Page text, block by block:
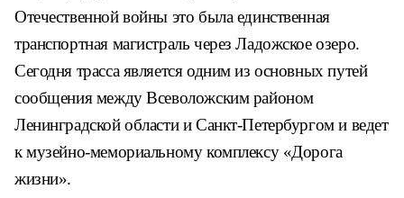
Отечественной войны это была единственная
транспортная магистраль через Ладожское озеро.
Сегодня трасса является одним из основных путей
сообщения между Всеволожским районом
Ленинградской области и Санкт-Петербургом и ведет
к музейно-мемориальному комплексу «Дорога
жизни».